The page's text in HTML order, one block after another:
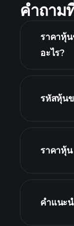
คำถาม
ราคาหุ้
อะไร?
รหัสหุ้น
ราคาหุ้
คำแนะ